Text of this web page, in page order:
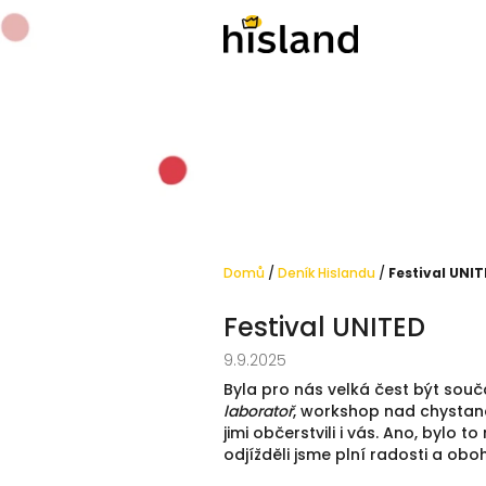
Přejít
na
Domů / Deník Hislandu / Festival
Festival UNITED
9.9.2025
Byla pro nás velká čest být
laboratoř, workshop nad
jimi občerstvili i vás. Ano, bylo
odjížděli jsme plní radosti a